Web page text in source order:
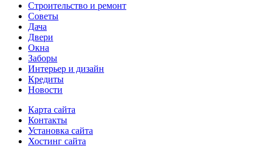
Строительство и ремонт
Советы
Дача
Двери
Окна
Заборы
Интерьер и дизайн
Кредиты
Новости
Карта сайта
Контакты
Установка сайта
Хостинг сайта